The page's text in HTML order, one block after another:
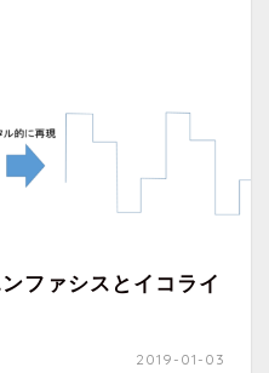
ファシスとイコライ
2019-01-03